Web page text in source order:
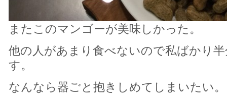
またこのマンゴーが美味しかった。
他の人があまり食べないので私ばかり
す。
なんなら器ごと抱きしめてしまいたい。